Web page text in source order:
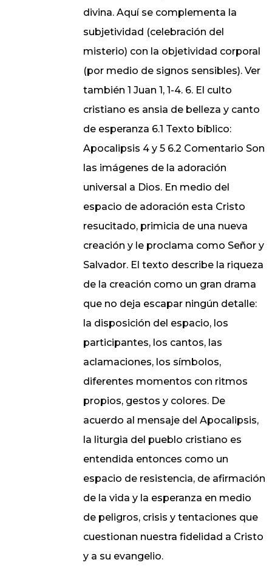
divina. Aquí se complementa la
subjetividad (celebración del
misterio) con la objetividad corporal
(por medio de signos sensibles). Ver
también 1 Juan 1, 1-4. 6. El culto
cristiano es ansia de belleza y canto
de esperanza 6.1 Texto bíblico:
Apocalipsis 4 y 5 6.2 Comentario Son
las imágenes de la adoración
universal a Dios. En medio del
espacio de adoración esta Cristo
resucitado, primicia de una nueva
creación y le proclama como Señor y
Salvador. El texto describe la riqueza
de la creación como un gran drama
que no deja escapar ningún detalle:
la disposición del espacio, los
participantes, los cantos, las
aclamaciones, los símbolos,
diferentes momentos con ritmos
propios, gestos y colores. De
acuerdo al mensaje del Apocalipsis,
la liturgia del pueblo cristiano es
entendida entonces como un
espacio de resistencia, de afirmación
de la vida y la esperanza en medio
de peligros, crisis y tentaciones que
cuestionan nuestra fidelidad a Cristo
y a su evangelio.